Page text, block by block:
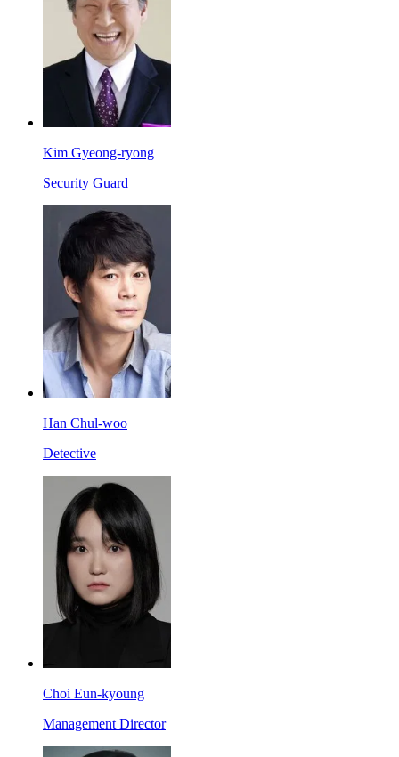
Kim Gyeong-ryong
Security Guard
Han Chul-woo
Detective
Choi Eun-kyoung
Management Director